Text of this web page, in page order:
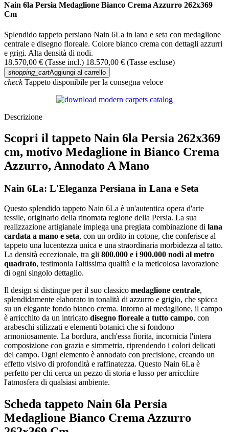
Nain 6la Persia Medaglione Bianco Crema Azzurro 262x369
Cm
Splendido tappeto persiano Nain 6La in lana e seta con medaglione
centrale e disegno floreale. Colore bianco crema con dettagli azzurri
e grigi. Alta densità di nodi.
18.570,00 € (Tasse incl.) 18.570,00 € (Tasse escluse)
shopping_cartAggiungi al carrello
checkTappeto disponibile per la consegna veloce
Descrizione
Scopri il tappeto Nain 6la Persia 262x369
cm, motivo Medaglione in Bianco Crema
Azzurro, Annodato A Mano
Nain 6La: L'Eleganza Persiana in Lana e Seta
Questo splendido tappeto Nain 6La è un'autentica opera d'arte
tessile, originario della rinomata regione della Persia. La sua
realizzazione artigianale impiega una pregiata combinazione di lana
cardata a mano e seta, con un ordito in cotone, che conferisce al
tappeto una lucentezza unica e una straordinaria morbidezza al tatto.
La densità eccezionale, tra gli 800.000 e i 900.000 nodi al metro
quadrato, testimonia l'altissima qualità e la meticolosa lavorazione
di ogni singolo dettaglio.
Il design si distingue per il suo classico medaglione centrale,
splendidamente elaborato in tonalità di azzurro e grigio, che spicca
su un elegante fondo bianco crema. Intorno al medaglione, il campo
è arricchito da un intricato disegno floreale a tutto campo, con
arabeschi stilizzati e elementi botanici che si fondono
armoniosamente. La bordura, anch'essa fiorita, incornicia l'intera
composizione con grazia e simmetria, riprendendo i colori delicati
del campo. Ogni elemento è annodato con precisione, creando un
effetto visivo di profondità e raffinatezza. Questo Nain 6La è
perfetto per chi cerca un pezzo di storia e lusso per arricchire
l'atmosfera di qualsiasi ambiente.
Scheda tappeto Nain 6la Persia
Medaglione Bianco Crema Azzurro